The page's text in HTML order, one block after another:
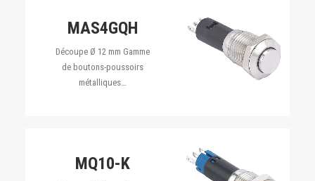
MAS4GQH
Découpe Ø 12 mm Gamme
de boutons-poussoirs
métalliques…
MQ10-K